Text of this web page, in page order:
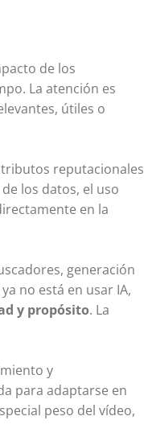
de los
La atención es
útiles o
reputacionales
los datos, el uso
en la
generación
no está en usar IA,
y propósito. La
y
para adaptarse en
peso del vídeo,